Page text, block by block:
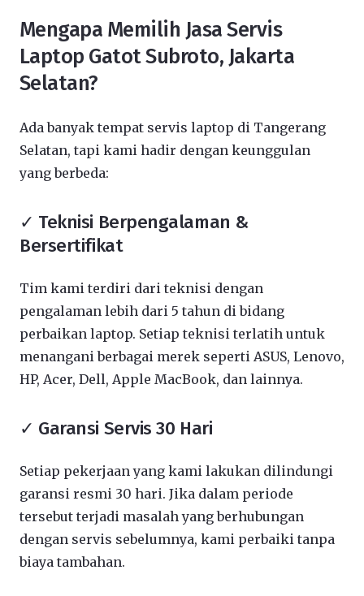
Mengapa Memilih Jasa Servis
Laptop Gatot Subroto, Jakarta
Selatan?
Ada banyak tempat servis laptop di Tangerang
Selatan, tapi kami hadir dengan keunggulan
yang berbeda:
✓ Teknisi Berpengalaman &
Bersertifikat
Tim kami terdiri dari teknisi dengan
pengalaman lebih dari 5 tahun di bidang
perbaikan laptop. Setiap teknisi terlatih untuk
menangani berbagai merek seperti ASUS, Lenovo,
HP, Acer, Dell, Apple MacBook, dan lainnya.
✓ Garansi Servis 30 Hari
Setiap pekerjaan yang kami lakukan dilindungi
garansi resmi 30 hari. Jika dalam periode
tersebut terjadi masalah yang berhubungan
dengan servis sebelumnya, kami perbaiki tanpa
biaya tambahan.